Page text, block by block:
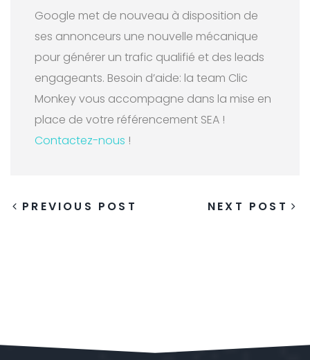
Google met de nouveau à disposition de
ses annonceurs une nouvelle mécanique
pour générer un trafic qualifié et des leads
engageants. Besoin d’aide: la team Clic
Monkey vous accompagne dans la mise en
place de votre référencement SEA !
Contactez-nous !
PREVIOUS POST NEXT POST